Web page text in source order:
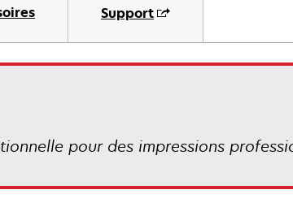
Support
pour des impressions